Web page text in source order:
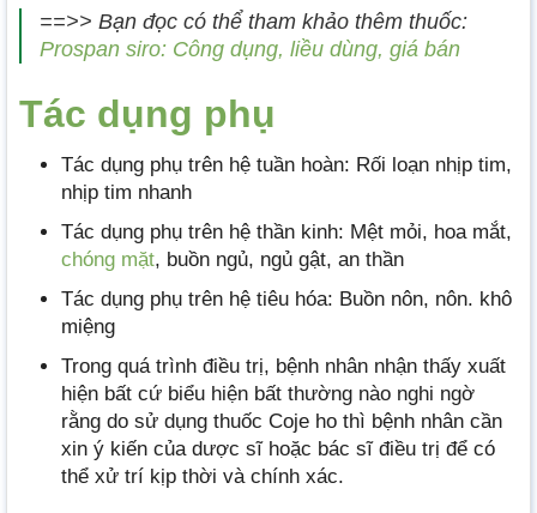
==>> Bạn đọc có thể tham khảo thêm thuốc:
Prospan siro: Công dụng, liều dùng, giá bán
Tác dụng phụ
Tác dụng phụ trên hệ tuần hoàn: Rối loạn nhịp tim,
nhịp tim nhanh
Tác dụng phụ trên hệ thần kinh: Mệt mỏi, hoa mắt,
chóng mặt, buồn ngủ, ngủ gật, an thần
Tác dụng phụ trên hệ tiêu hóa: Buồn nôn, nôn. khô
miệng
Trong quá trình điều trị, bệnh nhân nhận thấy xuất
hiện bất cứ biểu hiện bất thường nào nghi ngờ
rằng do sử dụng thuốc Coje ho thì bệnh nhân cần
xin ý kiến của dược sĩ hoặc bác sĩ điều trị để có
thể xử trí kịp thời và chính xác.